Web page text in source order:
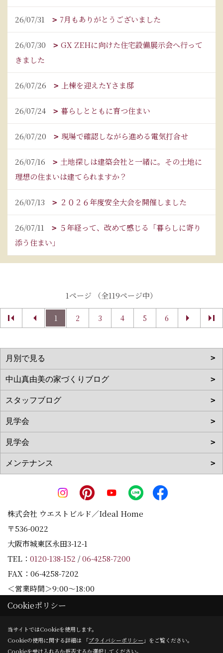
26/07/31 7月もありがとうございました
26/07/30
GX ZEHに向けた住宅設備展示会へ行って
きました
26/07/26 上棟を迎えたYさま邸
26/07/24 暮らしとともに育つ住まい
26/07/20 現場で確認しながら進める電気打合せ
26/07/16
土地探しは建築会社と一緒に。その土地に
理想の住まいは建てられますか？
26/07/13 ２０２６年度安全大会を開催しました
26/07/11
５年経って、改めて感じる「暮らしに寄り
添う住まい」
1ページ （全119ページ中）
1 2 3 4 5 6
株式会社 ウエストビルド／Ideal Home
〒536-0022
大阪市城東区永田3-12-1
TEL： 0120-138-152 /06-4258-7200
FAX：06-4258-7202
＜営業時間＞9:00～18:00
＜定休日＞水曜日
Copyright (c) Westbuild Corporation. All Rights Reserved.
Cookieポリシー
当サイトではCookieを使用します。
Cookieの使用に関する詳細は 「プライバシーポリシー 」をご覧ください。
Cookieを受け入れるか拒否するか選択してください。